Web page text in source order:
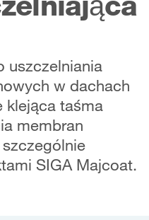
uszczelniania
w dachach
klejąca taśma
membran
SIGA Majcoat.